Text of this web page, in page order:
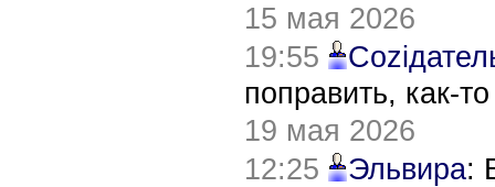
15 мая 2026
19:55
поправить, как-
19 мая 2026
12:25
Эльвира: